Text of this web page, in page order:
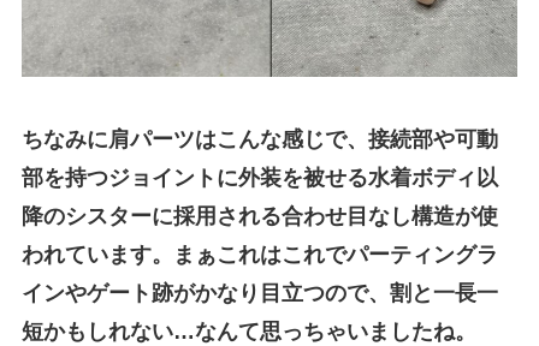
ちなみに肩パーツはこんな感じで、接続部や可動
部を持つジョイントに外装を被せる水着ボディ以
降のシスターに採用される合わせ目なし構造が使
われています。まぁこれはこれでパーティングラ
インやゲート跡がかなり目立つので、割と一長一
短かもしれない…なんて思っちゃいましたね。